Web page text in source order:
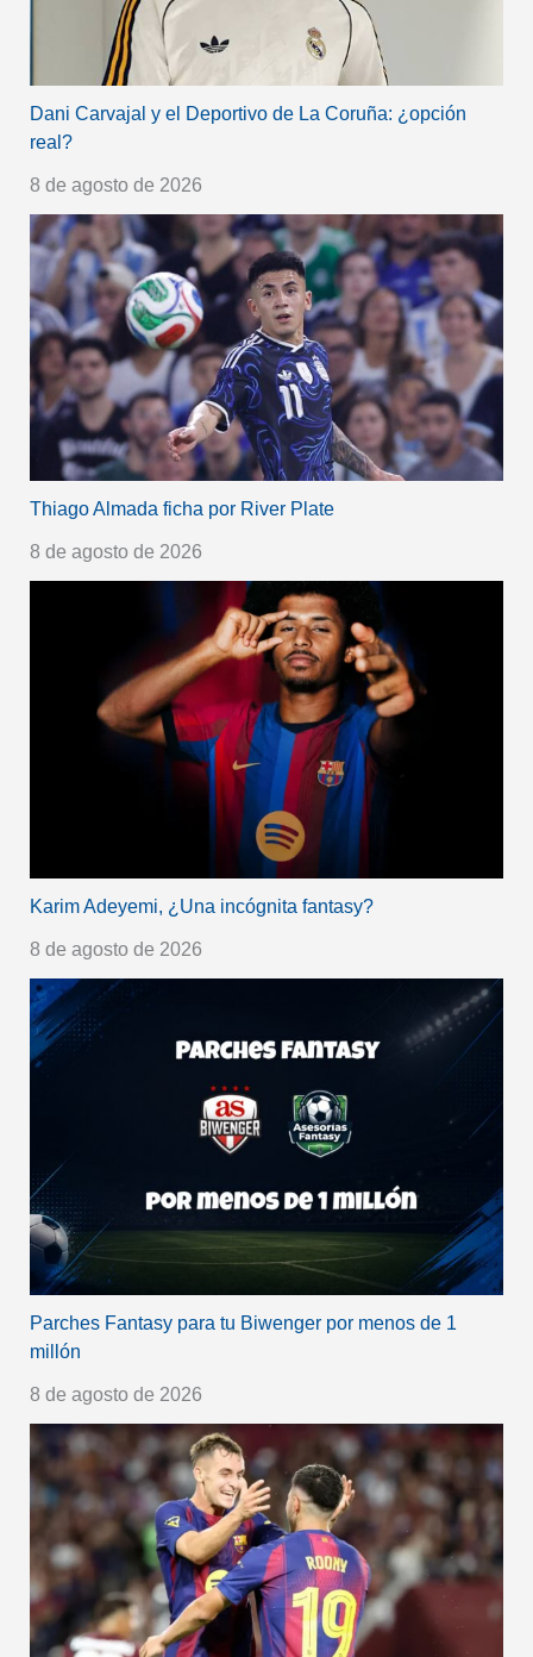
Dani Carvajal y el Deportivo de La Coruña: ¿opción
real?
8 de agosto de 2026
Thiago Almada ficha por River Plate
8 de agosto de 2026
Karim Adeyemi, ¿Una incógnita fantasy?
8 de agosto de 2026
Parches Fantasy para tu Biwenger por menos de 1
millón
8 de agosto de 2026